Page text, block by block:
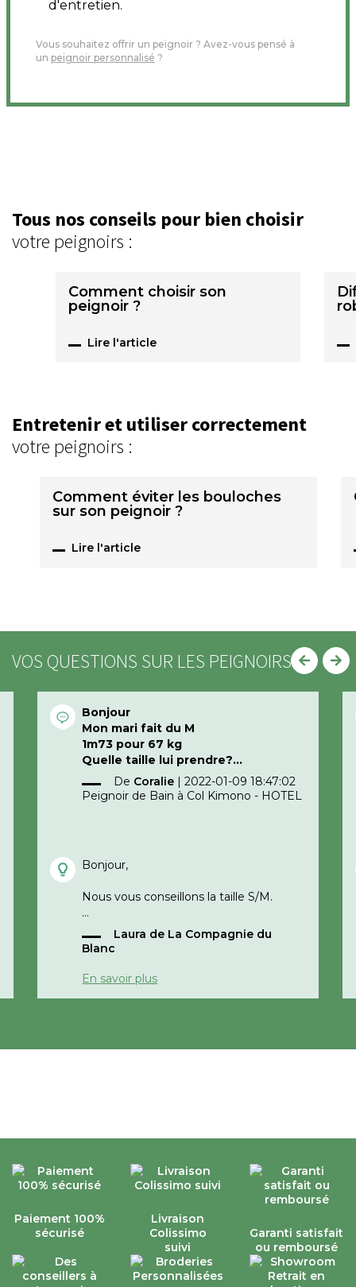
d'entretien.
Vous souhaitez offrir un peignoir ? Avez-vous pensé à
un peignoir personnalisé ?
Tous nos conseils pour bien choisir
votre peignoirs :
Comment choisir son
peignoir ?
Lire l'article
Entretenir et utiliser correctement
votre peignoirs :
Comment éviter les bouloches
sur son peignoir ?
Lire l'article
VOS QUESTIONS SUR LES PEIGNOIRS
Bonjour
Mon mari fait du M
1m73 pour 67 kg
Quelle taille lui prendre?
Merci d’avance
De Coralie | 2022-01-09 18:47:02
Peignoir de Bain à Col Kimono - HOTEL
Bonjour,
Nous vous conseillons la taille S/M.
Cordialement,
Laura de La Compagnie du
Blanc
En savoir plus
Paiement 100%
sécurisé
Livraison
Colissimo
suivi
Garanti satisfait
ou remboursé